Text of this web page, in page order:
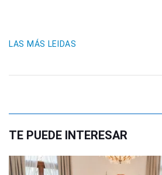
LAS MÁS LEIDAS
TE PUEDE INTERESAR